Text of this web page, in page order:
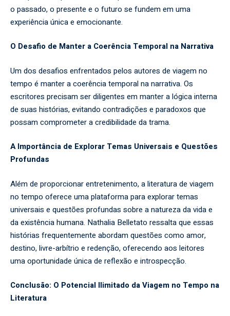
o passado, o presente e o futuro se fundem em uma
experiência única e emocionante.
O Desafio de Manter a Coerência Temporal na Narrativa
Um dos desafios enfrentados pelos autores de viagem no
tempo é manter a coerência temporal na narrativa. Os
escritores precisam ser diligentes em manter a lógica interna
de suas histórias, evitando contradições e paradoxos que
possam comprometer a credibilidade da trama.
A Importância de Explorar Temas Universais e Questões
Profundas
Além de proporcionar entretenimento, a literatura de viagem
no tempo oferece uma plataforma para explorar temas
universais e questões profundas sobre a natureza da vida e
da existência humana. Nathalia Belletato ressalta que essas
histórias frequentemente abordam questões como amor,
destino, livre-arbítrio e redenção, oferecendo aos leitores
uma oportunidade única de reflexão e introspecção.
Conclusão: O Potencial Ilimitado da Viagem no Tempo na
Literatura